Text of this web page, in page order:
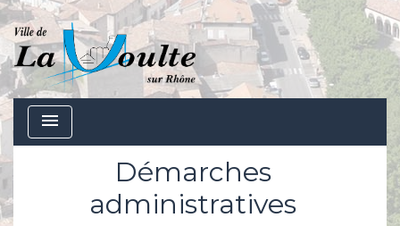
menu
Démarches
administratives